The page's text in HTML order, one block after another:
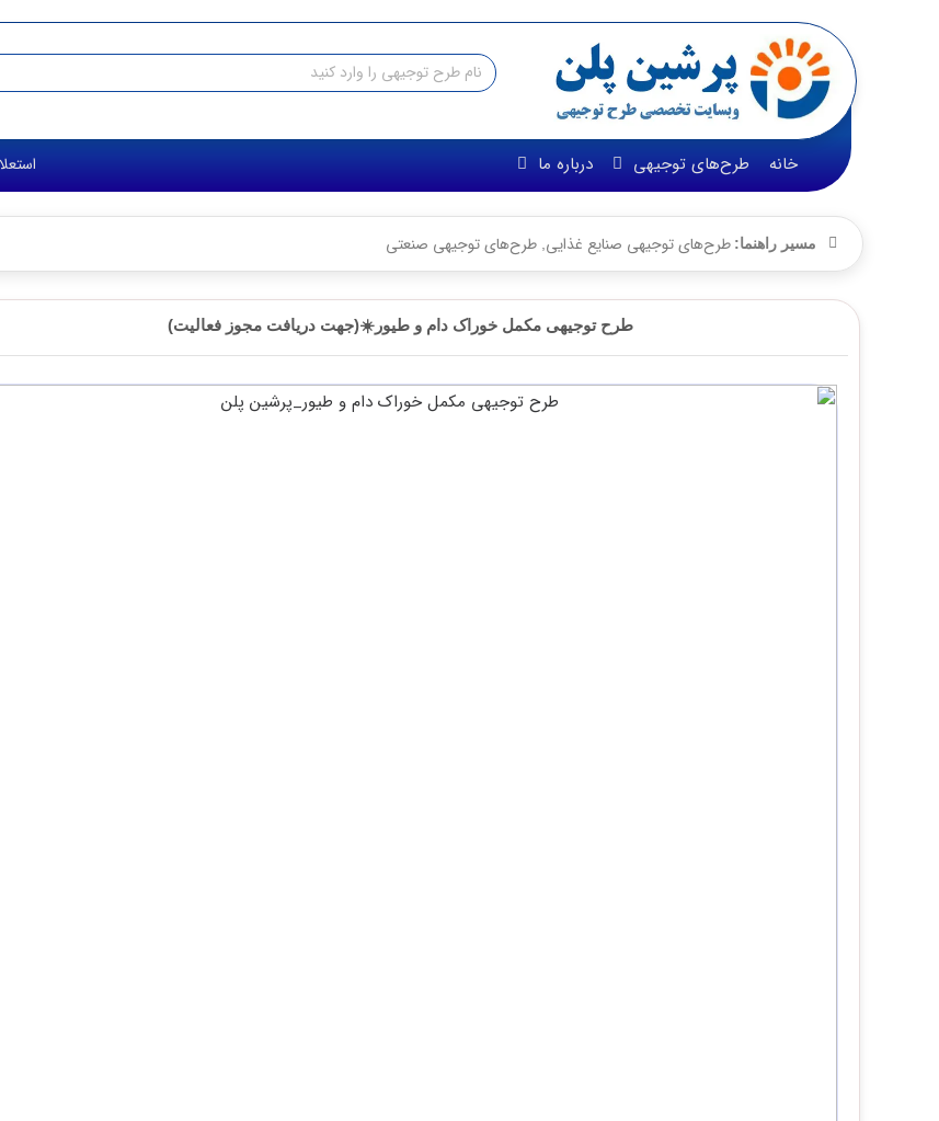
طرح‌های توجیهی درباره ما استعلام
مسیر راهنما:طرح‌های توجیهی صنایع غذایی,طرح‌های توجیهی صنعتی
طرح توجیهی مکمل خوراک دام و طیور☀️(جهت دریافت مجوز فعالیت)